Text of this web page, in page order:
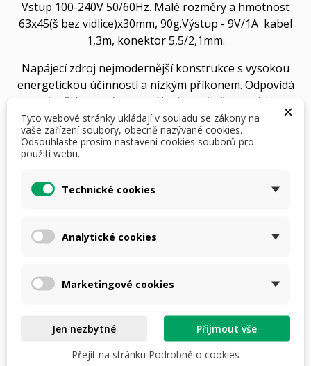
Vstup 100-240V 50/60Hz. Malé rozměry a hmotnost
63x45(š bez vidlice)x30mm, 90g.Výstup - 9V/1A kabel
1,3m, konektor 5,5/2,1mm.
Napájecí zdroj nejmodernější konstrukce s vysokou
energetickou účinností a nízkým příkonem. Odpovídá
novým EU normám pro síťové napáječe na nízkou
spotřebu.
×
Tyto webové stránky ukládají v souladu se zákony na
vaše zařízení soubory, obecně nazývané cookies.
Odsouhlaste prosím nastavení cookies souborů pro
použití webu.
Technické cookies
Analytické cookies
Marketingové cookies
Jen nezbytné
Přijmout vše
Přejít na stránku Podrobně o cookies